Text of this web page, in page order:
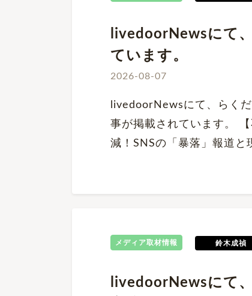
livedoorNewsにて
ています。
2026-08-07
livedoorNewsにて、らく
事が掲載されています。
減！SNSの「暴落」報道と
メディア取材情報 鈴木成禎
livedoorNewsにて